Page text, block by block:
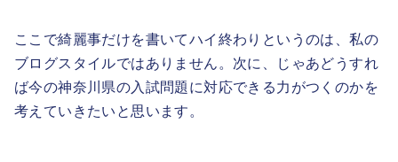
ここで綺麗事だけを書いてハイ終わりというのは、私の
ブログスタイルではありません。次に、じゃあどうすれ
ば今の神奈川県の入試問題に対応できる力がつくのかを
考えていきたいと思います。